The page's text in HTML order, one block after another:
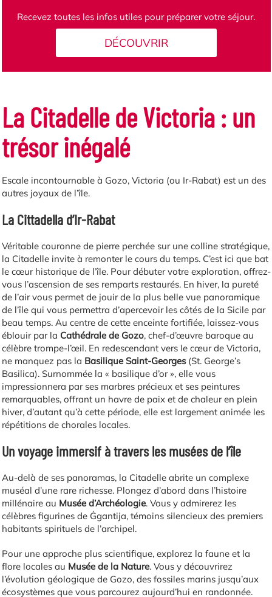
Recevez toutes les infos utiles pour préparer votre séjour.
DÉCOUVRIR
La Citadelle de Victoria : un
trésor inégalé
Escale incontournable à Gozo, Victoria (ou Ir-Rabat) est un des
autres joyaux de l’île.
La Cittadella d’Ir-Rabat
Véritable couronne de pierre perchée sur une colline stratégique,
la Citadelle invite à remonter le cours du temps. C’est ici que bat
le cœur historique de l’île. Pour débuter votre exploration, offrez-
vous l’ascension de ses remparts restaurés. En hiver, la pureté
de l’air vous permet de jouir de la plus belle vue panoramique
de l’île qui vous permettra d’apercevoir les côtés de la Sicile par
beau temps. Au centre de cette enceinte fortifiée, laissez-vous
éblouir par la Cathédrale de Gozo, chef-d’œuvre baroque au
célèbre trompe-l’œil. En redescendant vers le cœur de Victoria,
ne manquez pas la Basilique Saint-Georges(St. George’s
Basilica). Surnommée la « basilique d’or », elle vous
impressionnera par ses marbres précieux et ses peintures
remarquables, offrant un havre de paix et de chaleur en plein
hiver, d’autant qu’à cette période, elle est largement animée les
répétitions de chorales locales.
Un voyage immersif à travers les musées de l’île
Au-delà de ses panoramas, la Citadelle abrite un complexe
muséal d’une rare richesse. Plongez d’abord dans l’histoire
millénaire au Musée d’Archéologie. Vous y admirerez les
célèbres figurines de Ġgantija, témoins silencieux des premiers
habitants spirituels de l’archipel.
Pour une approche plus scientifique, explorez la faune et la
flore locales au Musée de la Nature. Vous y découvrirez
l’évolution géologique de Gozo, des fossiles marins jusqu’aux
écosystèmes que vous parcourez aujourd’hui en randonnée.